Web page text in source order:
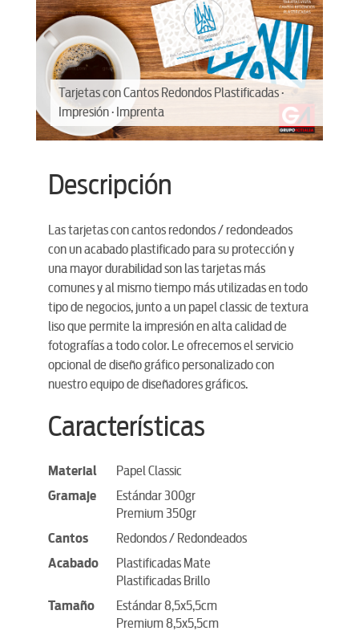
Tarjetas con Cantos Redondos Plastificadas ·
Impresión · Imprenta
Descripción
Las tarjetas con cantos redondos / redondeados
con un acabado plastificado para su protección y
una mayor durabilidad son las tarjetas más
comunes y al mismo tiempo más utilizadas en todo
tipo de negocios, junto a un papel classic de textura
liso que permite la impresión en alta calidad de
fotografías a todo color. Le ofrecemos el servicio
opcional de diseño gráfico personalizado con
nuestro equipo de diseñadores gráficos.
Características
Material
Papel Classic
Gramaje
Estándar 300gr
Premium 350gr
Cantos
Redondos / Redondeados
Acabado
Plastificadas Mate
Plastificadas Brillo
Tamaño
Estándar 8,5x5,5cm
Premium 8,5x5,5cm